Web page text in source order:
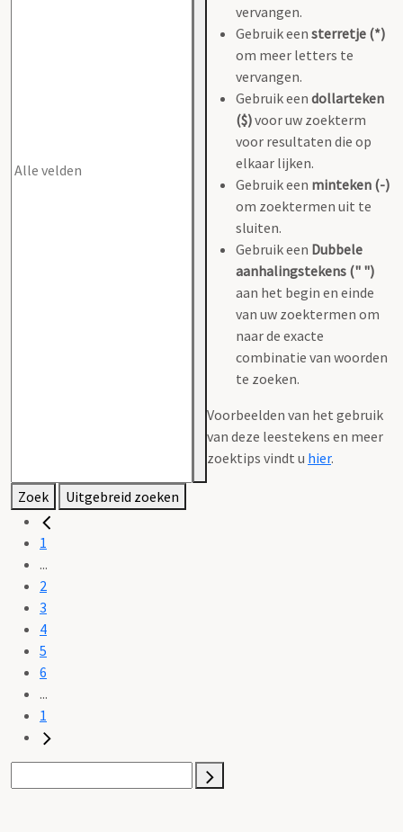
vervangen.
Gebruik een sterretje (*)
om meer letters te
vervangen.
Gebruik een dollarteken
($)voor uw zoekterm
voor resultaten die op
elkaar lijken.
Gebruik een minteken (-)
om zoektermen uit te
sluiten.
Gebruik een Dubbele
aanhalingstekens (" ")
aan het begin en einde
van uw zoektermen om
naar de exacte
combinatie van woorden
te zoeken.
Voorbeelden van het gebruik
van deze leestekens en meer
zoektips vindt u hier.
Zoek Uitgebreid zoeken
1
...
2
3
4
5
6
...
1